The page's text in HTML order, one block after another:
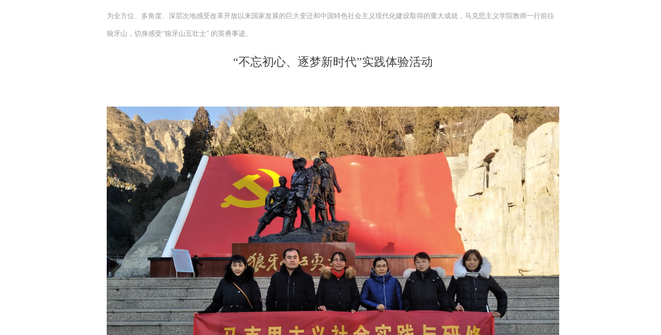
为全方位、多角度、深层次地感受改革开放以来国家发展的巨大变迁和中国特色社会主义现代化建设取得的重大成就，马克思主义学院教师一行前往
狼牙山，切身感受“狼牙山五壮士” 的英勇事迹。
“不忘初心、逐梦新时代”实践体验活动